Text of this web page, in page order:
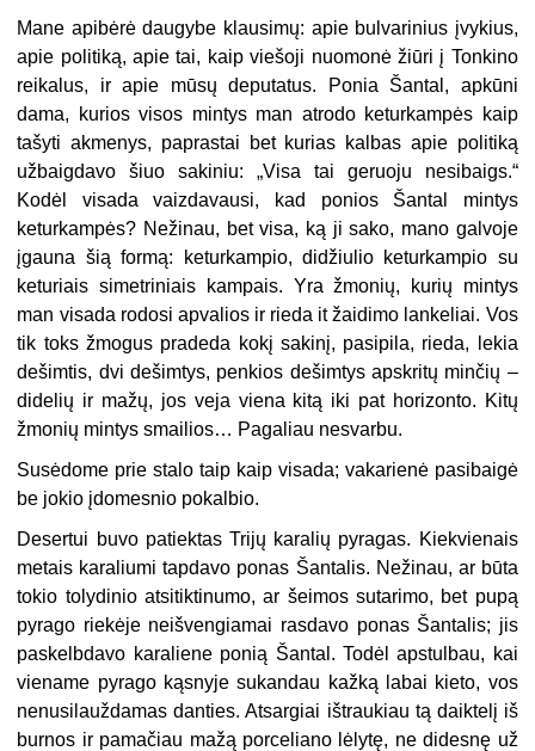
Mane apibėrė daugybe klausimų: apie bulvarinius įvykius,
apie politiką, apie tai, kaip viešoji nuomonė žiūri į Tonkino
reikalus, ir apie mūsų deputatus. Ponia Šantal, apkūni
dama, kurios visos mintys man atrodo keturkampės kaip
tašyti akmenys, paprastai bet kurias kalbas apie politiką
užbaigdavo šiuo sakiniu: „Visa tai geruoju nesibaigs.“
Kodėl visada vaizdavausi, kad ponios Šantal mintys
keturkampės? Nežinau, bet visa, ką ji sako, mano galvoje
įgauna šią formą: keturkampio, didžiulio keturkampio su
keturiais simetriniais kampais. Yra žmonių, kurių mintys
man visada rodosi apvalios ir rieda it žaidimo lankeliai. Vos
tik toks žmogus pradeda kokį sakinį, pasipila, rieda, lekia
dešimtis, dvi dešimtys, penkios dešimtys apskritų minčių –
didelių ir mažų, jos veja viena kitą iki pat horizonto. Kitų
žmonių mintys smailios… Pagaliau nesvarbu.
Susėdome prie stalo taip kaip visada; vakarienė pasibaigė
be jokio įdomesnio pokalbio.
Desertui buvo patiektas Trijų karalių pyragas. Kiekvienais
metais karaliumi tapdavo ponas Šantalis. Nežinau, ar būta
tokio tolydinio atsitiktinumo, ar šeimos sutarimo, bet pupą
pyrago riekėje neišvengiamai rasdavo ponas Šantalis; jis
paskelbdavo karaliene ponią Šantal. Todėl apstulbau, kai
viename pyrago kąsnyje sukandau kažką labai kieto, vos
nenusilauždamas danties. Atsargiai ištraukiau tą daiktelį iš
burnos ir pamačiau mažą porceliano lėlytę, ne didesnę už